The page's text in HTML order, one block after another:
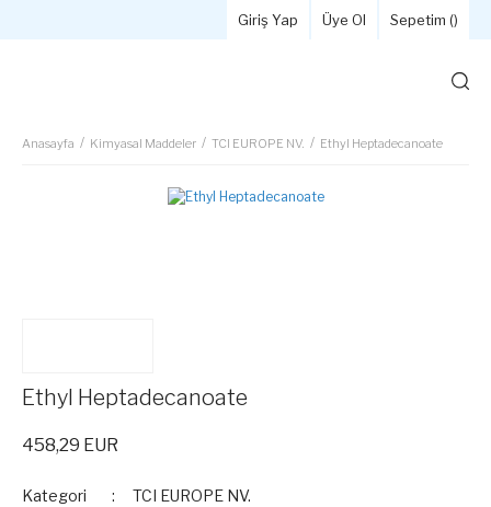
Giriş Yap Üye Ol Sepetim ()
Anasayfa Kimyasal Maddeler TCI EUROPE NV. Ethyl Heptadecanoate
Ethyl Heptadecanoate
458,29 EUR
Kategori
TCI EUROPE NV.